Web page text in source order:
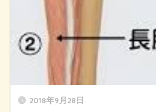
2018年9月28日